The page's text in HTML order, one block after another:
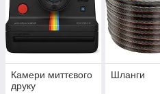
Камери миттєвого
друку
Шланги